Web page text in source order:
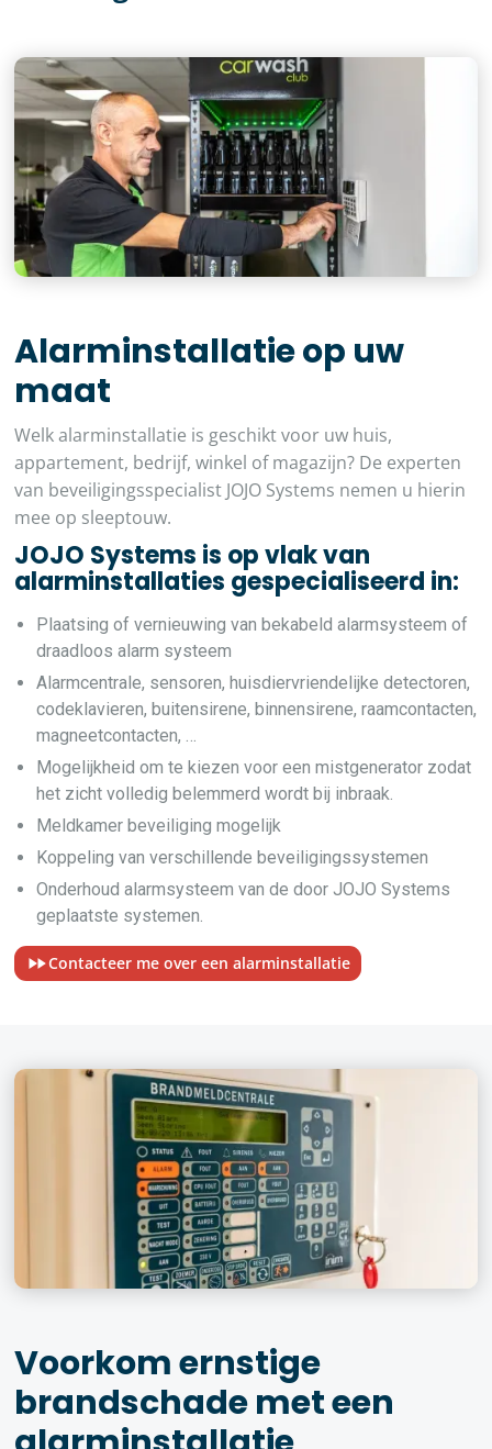
Alarminstallatie op uw
maat
Welk alarminstallatie is geschikt voor uw huis,
appartement, bedrijf, winkel of magazijn? De experten
van beveiligingsspecialist JOJO Systems nemen u hierin
mee op sleeptouw.
JOJO Systems is op vlak van
alarminstallaties gespecialiseerd in:
Plaatsing of vernieuwing van bekabeld alarmsysteem of
draadloos alarm systeem
Alarmcentrale, sensoren, huisdiervriendelijke detectoren,
codeklavieren, buitensirene, binnensirene, raamcontacten,
magneetcontacten, …
Mogelijkheid om te kiezen voor een mistgenerator zodat
het zicht volledig belemmerd wordt bij inbraak.
Meldkamer beveiliging mogelijk
Koppeling van verschillende beveiligingssystemen
Onderhoud alarmsysteem van de door JOJO Systems
geplaatste systemen.
Contacteer me over een alarminstallatie
Voorkom ernstige
brandschade met een